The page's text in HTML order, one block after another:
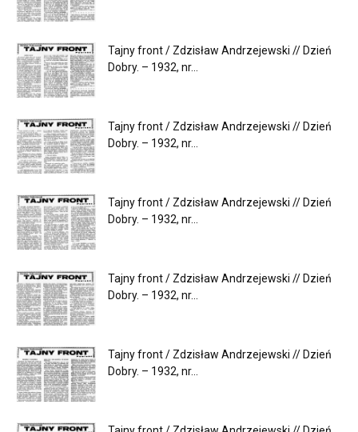
Tajny front / Zdzisław Andrzejewski // Dzień
Dobry. – 1932, nr...
Tajny front / Zdzisław Andrzejewski // Dzień
Dobry. – 1932, nr...
Tajny front / Zdzisław Andrzejewski // Dzień
Dobry. – 1932, nr...
Tajny front / Zdzisław Andrzejewski // Dzień
Dobry. – 1932, nr...
Tajny front / Zdzisław Andrzejewski // Dzień
Dobry. – 1932, nr...